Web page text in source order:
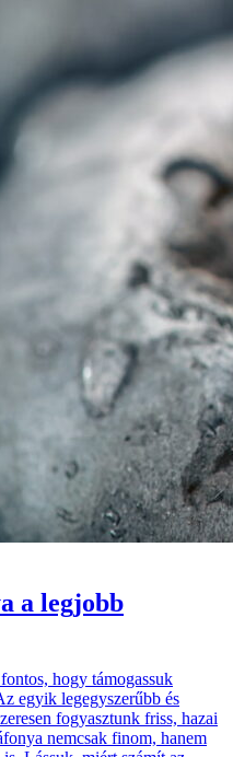
a legjobb
hogy támogassuk
egyik legegyszerűbb és
fogyasztunk friss, hazai
nemcsak finom, hanem